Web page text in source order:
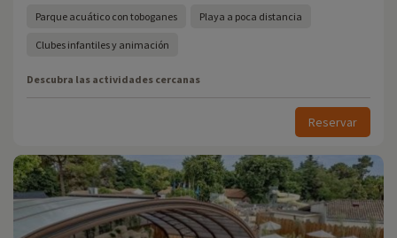
Parque acuático con toboganes Playa a poca distancia
Clubes infantiles y animación
Descubra las actividades cercanas
Reservar